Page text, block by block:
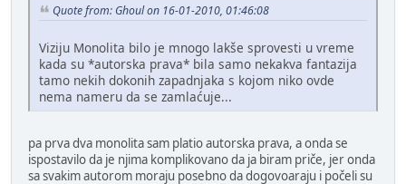
Quote from: Ghoul on 16-01-2010, 01:46:08
Viziju Monolita bilo je mnogo lakše sprovesti u vreme
kada su *autorska prava* bila samo nekakva fantazija
tamo nekih dokonih zapadnjaka s kojom niko ovde
nema nameru da se zamlaćuje...
pa prva dva monolita sam platio autorska prava, a onda se
ispostavilo da je njima komplikovano da ja biram priče, jer onda
sa svakim autorom moraju posebno da dogovoaraju i počeli su